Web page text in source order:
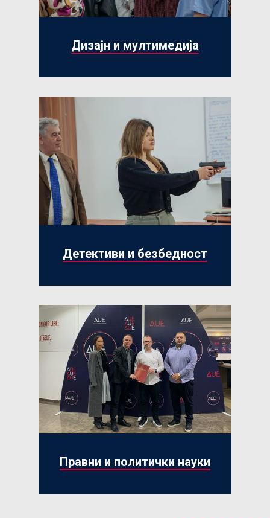
Дизајн и мултимедија
Детективи и безбедност
Правни и политички науки